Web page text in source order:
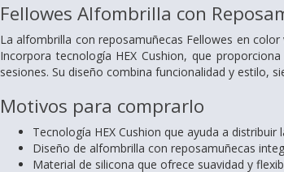
Fellowes Alfombrilla con
La alfombrilla con reposamuñecas Fellowes en
Incorpora tecnología HEX Cushion, que
sesiones. Su diseño combina funcionalidad y estilo,
Motivos para comprarlo
Tecnología HEX Cushion que ayuda a
Diseño de alfombrilla con reposamuñecas
Material de silicona que ofrece suavidad y